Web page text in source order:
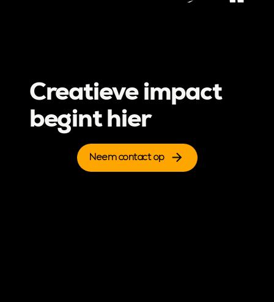
Creatieve impact
begint hier
Neem contact op